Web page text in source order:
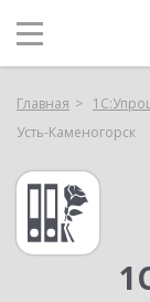
Главная
Усть-Каменогорск